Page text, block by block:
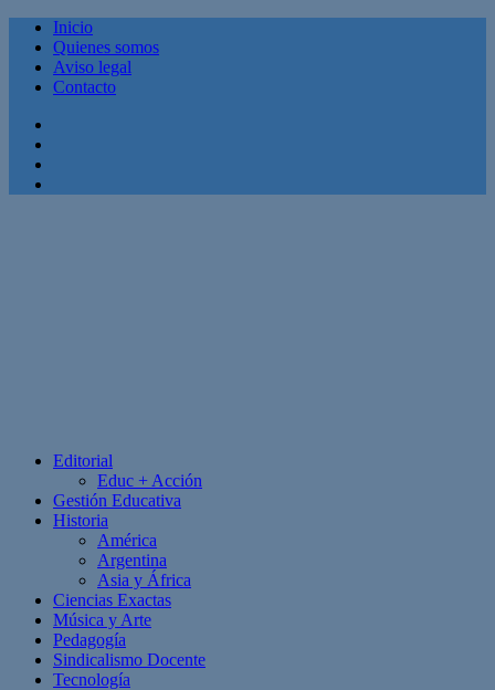
Inicio
Quienes somos
Aviso legal
Contacto
Editorial
Educ + Acción
Gestión Educativa
Historia
América
Argentina
Asia y África
Ciencias Exactas
Música y Arte
Pedagogía
Sindicalismo Docente
Tecnología